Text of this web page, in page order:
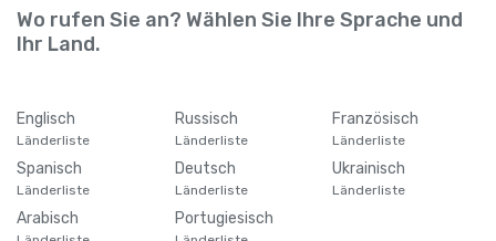
Wo rufen Sie an? Wählen Sie Ihre Sprache und
Ihr Land.
Englisch
Länderliste
Russisch
Länderliste
Französisch
Länderliste
Spanisch
Länderliste
Deutsch
Länderliste
Ukrainisch
Länderliste
Arabisch Portugiesisch